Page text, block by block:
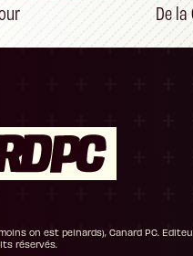
De
on est peinards), Canard PC.
réservés.
permet